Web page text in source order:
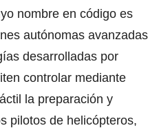
nombre en código es
autónomas avanzadas
desarrolladas por
controlar mediante
la preparación y
pilotos de helicópteros,